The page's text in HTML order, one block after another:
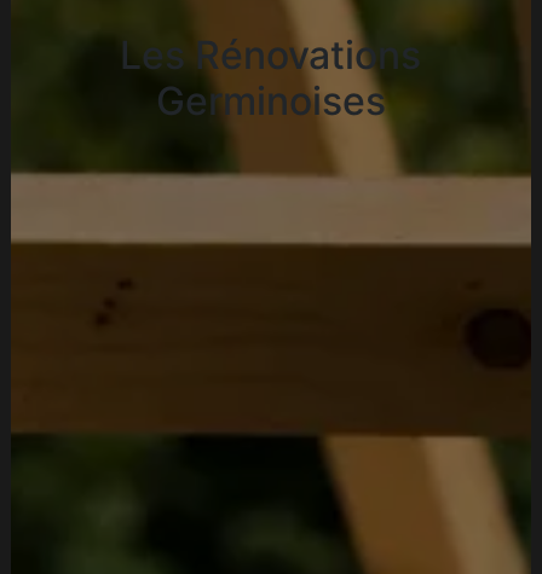
Les Rénovations
Germinoises